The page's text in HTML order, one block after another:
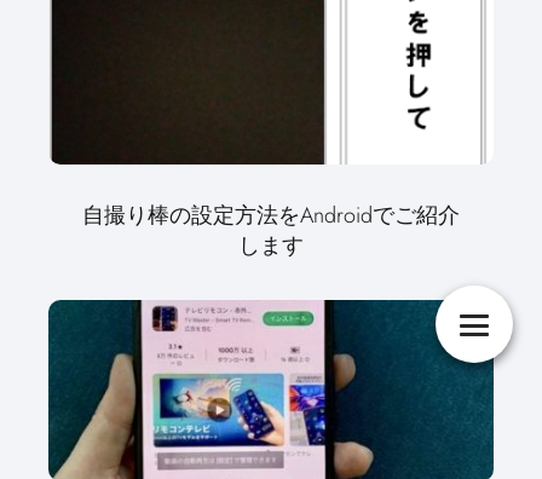
自撮り棒の設定方法をAndroidでご紹介
します